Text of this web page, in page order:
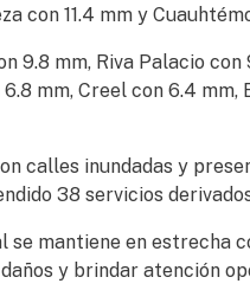
con 11.4 mm y
9.8 mm, Riva Palacio
mm, Creel con 6.4
calles inundadas y
38 servicios
se mantiene en estrecha
y brindar atención